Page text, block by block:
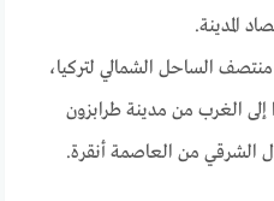
المدينة.
الساحل الشمالي لتركيا،
320 كيلومترًا إلى الغرب من مدينة طرابزون